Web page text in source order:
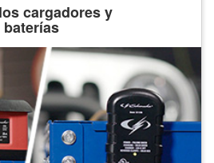
cargadores y
baterías